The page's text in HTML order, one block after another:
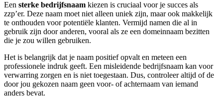
Een sterke bedrijfsnaam kiezen is cruciaal voor je succes als
zzp’er. Deze naam moet niet alleen uniek zijn, maar ook makkelijk
te onthouden voor potentiële klanten. Vermijd namen die al in
gebruik zijn door anderen, vooral als ze een domeinnaam bezitten
die je zou willen gebruiken.
Het is belangrijk dat je naam positief opvalt en meteen een
professionele indruk geeft. Een misleidende bedrijfsnaam kan voor
verwarring zorgen en is niet toegestaan. Dus, controleer altijd of de
door jou gekozen naam geen voor- of achternaam van iemand
anders bevat.